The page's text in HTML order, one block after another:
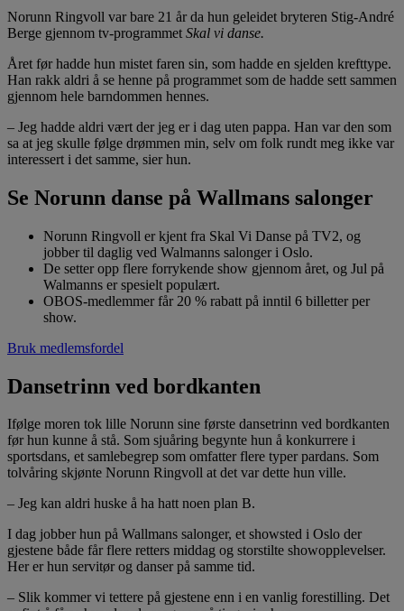
Norunn Ringvoll var bare 21 år da hun geleidet bryteren Stig-André
Berge gjennom tv-programmet Skal vi danse.
Året før hadde hun mistet faren sin, som hadde en sjelden krefttype.
Han rakk aldri å se henne på programmet som de hadde sett sammen
gjennom hele barndommen hennes.
– Jeg hadde aldri vært der jeg er i dag uten pappa. Han var den som
sa at jeg skulle følge drømmen min, selv om folk rundt meg ikke var
interessert i det samme, sier hun.
Se Norunn danse på Wallmans salonger
Norunn Ringvoll er kjent fra Skal Vi Danse på TV2, og
jobber til daglig ved Walmanns salonger i Oslo.
De setter opp flere forrykende show gjennom året, og Jul på
Walmanns er spesielt populært.
OBOS-medlemmer får 20 % rabatt på inntil 6 billetter per
show.
Bruk medlemsfordel
Dansetrinn ved bordkanten
Ifølge moren tok lille Norunn sine første dansetrinn ved bordkanten
før hun kunne å stå. Som sjuåring begynte hun å konkurrere i
sportsdans, et samlebegrep som omfatter flere typer pardans. Som
tolvåring skjønte Norunn Ringvoll at det var dette hun ville.
– Jeg kan aldri huske å ha hatt noen plan B.
I dag jobber hun på Wallmans salonger, et showsted i Oslo der
gjestene både får flere retters middag og storstilte showopplevelser.
Her er hun servitør og danser på samme tid.
– Slik kommer vi tettere på gjestene enn i en vanlig forestilling. Det